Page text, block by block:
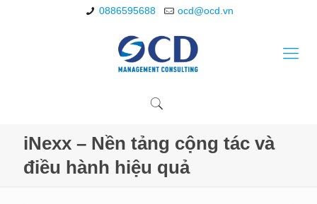
0886595688 ocd@ocd.vn
iNexx – Nền tảng cộng tác và
điều hành hiệu quả